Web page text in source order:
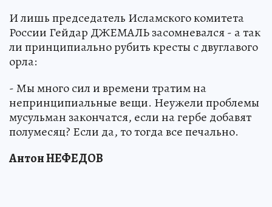
И лишь председатель Исламского комитета
России Гейдар ДЖЕМАЛЬ засомневался - а так
ли принципиально рубить кресты с двуглавого
орла:
- Мы много сил и времени тратим на
непринципиальные вещи. Неужели проблемы
мусульман закончатся, если на гербе добавят
полумесяц? Если да, то тогда все печально.
Антон НЕФЕДОВ